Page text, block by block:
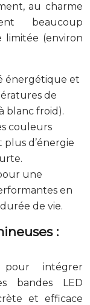
au charme
beaucoup
(environ
énergétique et
de
blanc froid).
couleurs
d’énergie
une
en
de vie.
:
pour intégrer
bandes LED
et efficace